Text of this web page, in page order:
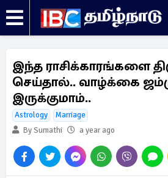
இந்த ராசிக்காரங்களை
செய்தால்.. வாழ்க்கை
இருக்குமாம்..
Astrology
Marriage
By Sumathi
a year ago